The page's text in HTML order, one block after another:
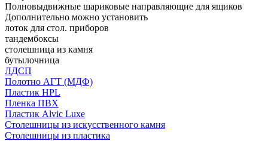
Полновыдвижные шариковые направляющие для ящиков
Дополнительно можно установить
лоток для стол. приборов
тандембоксы
столешница из камня
бутылочница
ЛДСП
Полотно АГТ (МДФ)
Пластик HPL
Пленка ПВХ
Пластик Alvic Luxe
Столешницы из искусственного камня
Столешницы из пластика